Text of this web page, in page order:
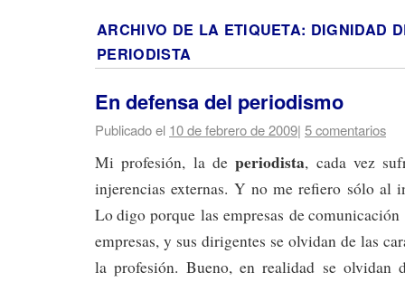
ARCHIVO DE LA ETIQUETA: DIGNIDAD
PERIODISTA
En defensa del periodismo
Publicado el 10 de febrero de 2009| 5 comentarios
Mi profesión, la deperiodista, cada vez
injerencias externas. Y no me refiero sólo al
Lo digo porque las empresas de comunicación
empresas, y sus dirigentes se olvidan de las
la profesión. Bueno, en realidad se olvidan